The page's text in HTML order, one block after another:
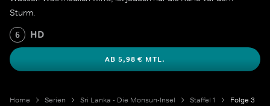
Sturm.
6 HD
AB 5,98 € MTL.
Home Serien Sri Lanka - Die Monsun-Insel Staffel 1 Folge 3